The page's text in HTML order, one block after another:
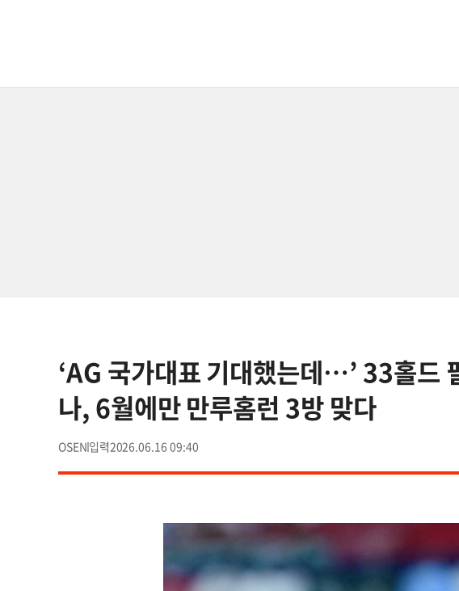
‘AG 국가대표 기대했는데…’ 33홀드
나, 6월에만 만루홈런 3방 맞다
OSEN 2026.06.16 09:40